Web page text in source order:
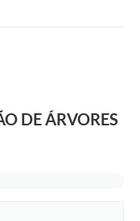
DE ÁRVORES